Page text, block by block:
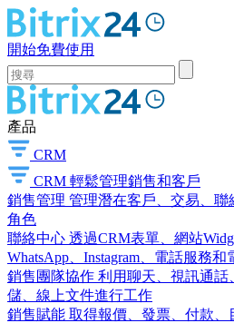
開始免費使用
產品
CRM
CRM 輕鬆管理銷售和客戶
銷售管理 管理潛在客戶、交易、
角色
聯絡中心 透過CRM表單、網站
WhatsApp、Instagram、電話服務
銷售團隊協作 利用聊天、視訊通話
儲、線上文件進行工作
銷售賦能 取得報價、發票、付款、